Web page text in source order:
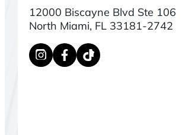
12000 Biscayne Blvd Ste 106
North Miami, FL 33181-2742